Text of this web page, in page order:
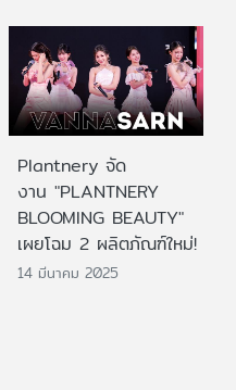
Plantnery จัด
งาน "PLANTNERY
BLOOMING BEAUTY"
เผยโฉม 2 ผลิตภัณฑ์ใหม่!
14 มีนาคม 2025